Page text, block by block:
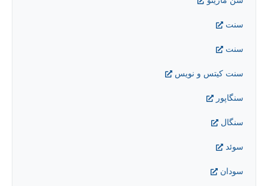
سنت
سنت
سنت کيتس و نويس
سنگاپور
سنگال
سوئد
سودان